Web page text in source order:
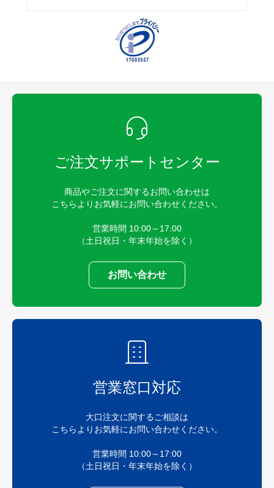
ご注文サポートセンター
商品やご注文に関するお問い合わせは
こちらよりお気軽にお問い合わせください。
営業時間 10:00～17:00
（土日祝日・年末年始を除く）
お問い合わせ
営業窓口対応
大口注文に関するご相談は
こちらよりお気軽にお問い合わせください。
営業時間 10:00～17:00
（土日祝日・年末年始を除く）